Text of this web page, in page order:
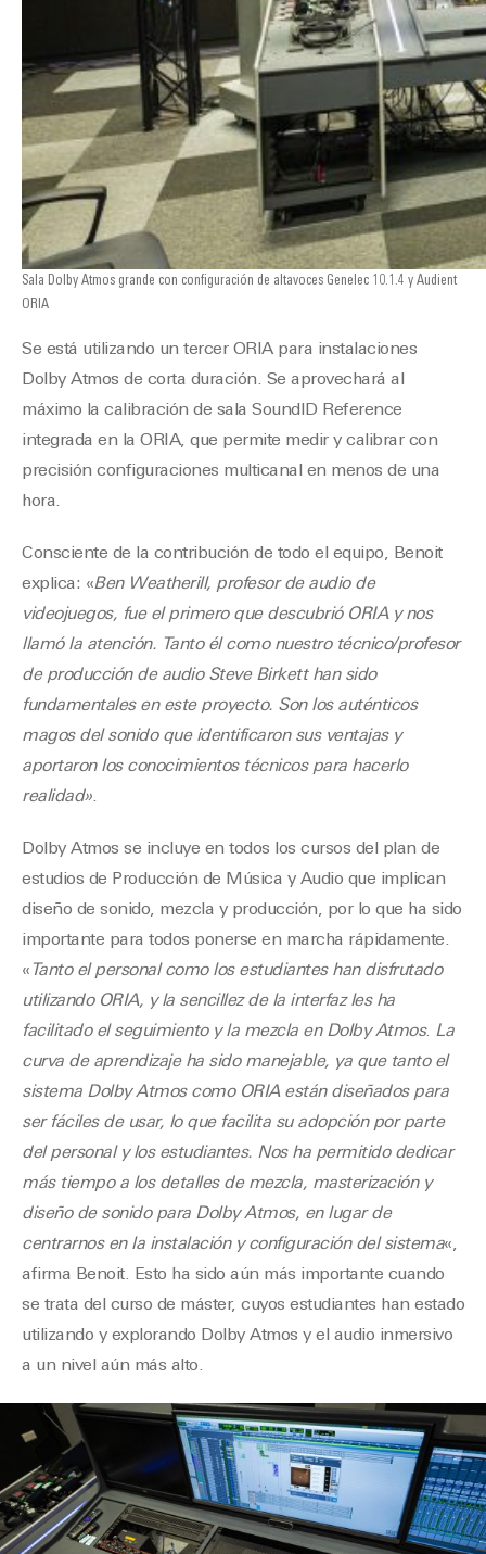
Sala Dolby Atmos grande con configuración de altavoces Genelec 10.1.4 y Audient
ORIA
Se está utilizando un tercer ORIA para instalaciones
Dolby Atmos de corta duración. Se aprovechará al
máximo la calibración de sala SoundID Reference
integrada en la ORIA, que permite medir y calibrar con
precisión configuraciones multicanal en menos de una
hora.
Consciente de la contribución de todo el equipo, Benoit
explica: «Ben Weatherill, profesor de audio de
videojuegos, fue el primero que descubrió ORIA y nos
llamó la atención. Tanto él como nuestro técnico/profesor
de producción de audio Steve Birkett han sido
fundamentales en este proyecto. Son los auténticos
magos del sonido que identificaron sus ventajas y
aportaron los conocimientos técnicos para hacerlo
realidad».
Dolby Atmos se incluye en todos los cursos del plan de
estudios de Producción de Música y Audio que implican
diseño de sonido, mezcla y producción, por lo que ha sido
importante para todos ponerse en marcha rápidamente.
« Tanto el personal como los estudiantes han disfrutado
utilizando ORIA, y la sencillez de la interfaz les ha
facilitado el seguimiento y la mezcla en Dolby Atmos. La
curva de aprendizaje ha sido manejable, ya que tanto el
sistema Dolby Atmos como ORIA están diseñados para
ser fáciles de usar, lo que facilita su adopción por parte
del personal y los estudiantes. Nos ha permitido dedicar
más tiempo a los detalles de mezcla, masterización y
diseño de sonido para Dolby Atmos, en lugar de
centrarnos en la instalación y configuración del sistema«,
afirma Benoit. Esto ha sido aún más importante cuando
se trata del curso de máster, cuyos estudiantes han estado
utilizando y explorando Dolby Atmos y el audio inmersivo
a un nivel aún más alto.